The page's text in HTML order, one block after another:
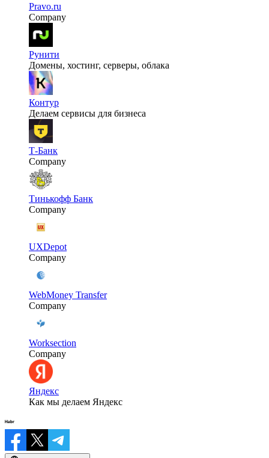
Pravo.ru
Company
Рунити
Домены, хостинг, серверы, облака
Контур
Делаем сервисы для бизнеса
Т-Банк
Company
Тинькофф Банк
Company
UXDepot
Company
WebMoney Transfer
Company
Worksection
Company
Яндекс
Как мы делаем Яндекс